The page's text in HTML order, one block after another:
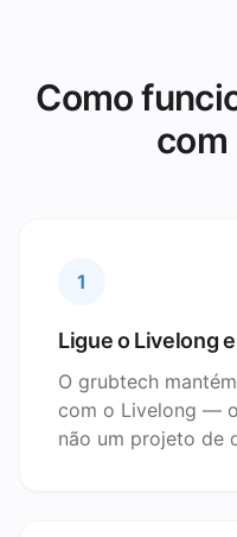
Como
com
1
Ligue o Livelong
O grubtech
com o Livelong —
não um projeto de